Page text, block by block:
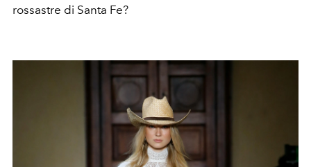
rossastre di Santa Fe?